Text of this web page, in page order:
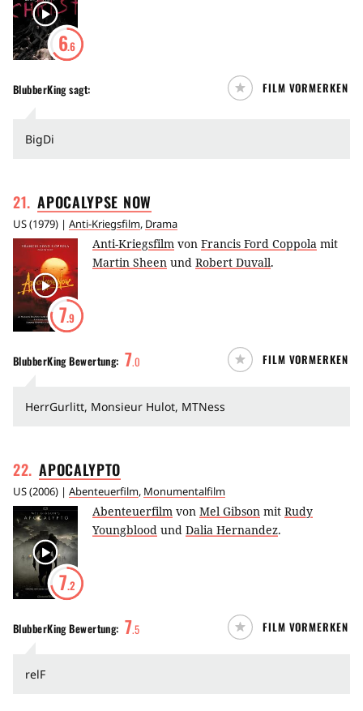
6.6
BlubberKingsagt: FILM VORMERKEN
BigDi
21. APOCALYPSE NOW
US(1979) | Anti-Kriegsfilm, Drama
7.9
Anti-Kriegsfilm von Francis Ford Coppola mit
Martin Sheen und Robert Duvall.
BlubberKingBewertung: 7.0 FILM VORMERKEN
HerrGurlitt, Monsieur Hulot, MTNess
22. APOCALYPTO
US(2006) | Abenteuerfilm, Monumentalfilm
7.2
Abenteuerfilm von Mel Gibson mit Rudy
Youngblood und Dalia Hernandez.
BlubberKingBewertung: 7.5 FILM VORMERKEN
relF